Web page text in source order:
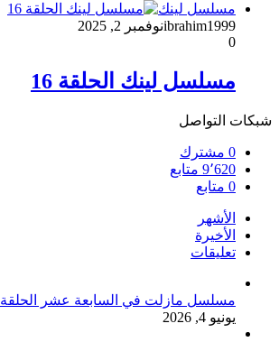
مسلسل لينك
ibrahim1999نوفمبر 2, 2025
0
مسلسل لينك الحلقة 16
شبكات التواصل
0 مشترك
9٬620 متابع
0 متابع
الأشهر
الأخيرة
تعليقات
مسلسل مازلت في السابعة عشر الحلقة 1 الأولى
يونيو 4, 2026